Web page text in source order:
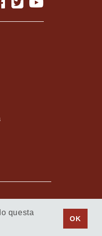
questa
OK
© Regione Puglia